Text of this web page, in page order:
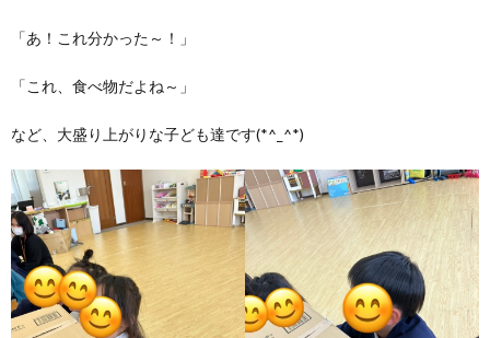
「あ！これ分かった～！」
「これ、食べ物だよね～」
など、大盛り上がりな子ども達です(*^_^*)